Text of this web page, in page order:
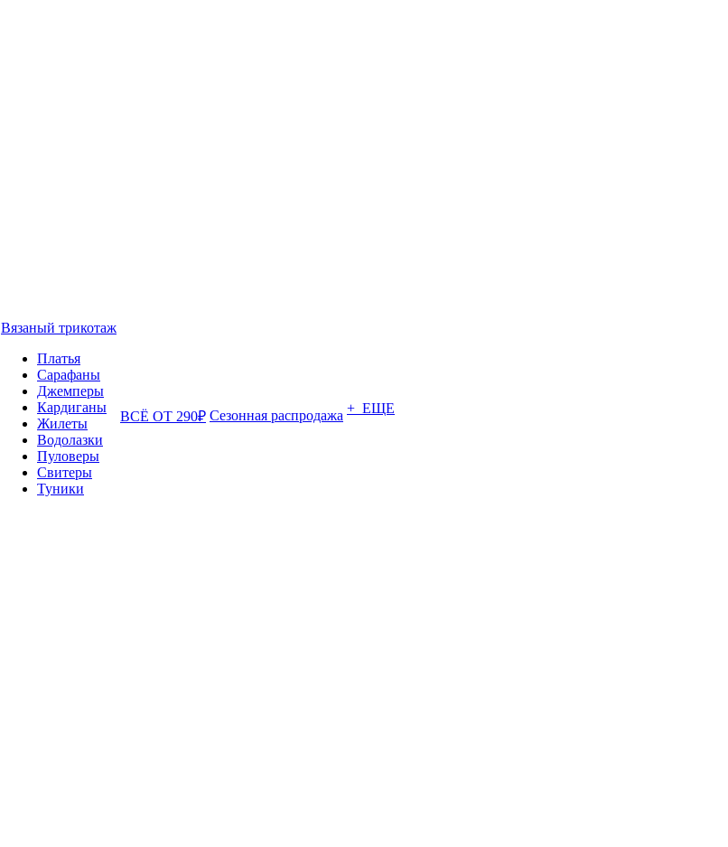
Вязаный трикотаж
Платья
Сарафаны
Джемперы
Кардиганы
Жилеты
Водолазки
Пуловеры
Свитеры
Туники
ВСЁ ОТ 290₽ Сезонная распродажа + ЕЩЕ